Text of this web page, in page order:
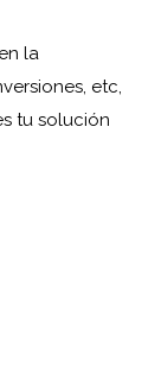
la
etc,
tu solución